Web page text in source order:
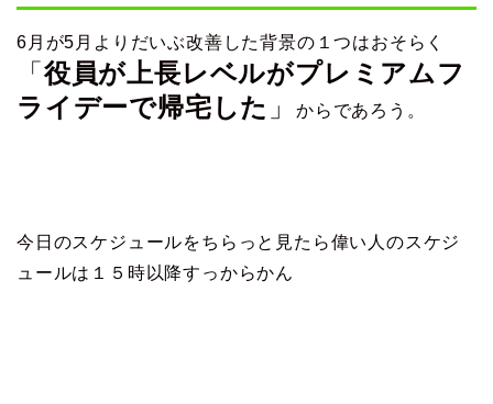
6月が5月よりだいぶ改善した背景の１つはおそらく
「 役員が上長レベルがプレミアムフ
ライデーで帰宅した 」からであろう。
今日のスケジュールをちらっと見たら偉い人のスケジ
ュールは１５時以降すっからかん